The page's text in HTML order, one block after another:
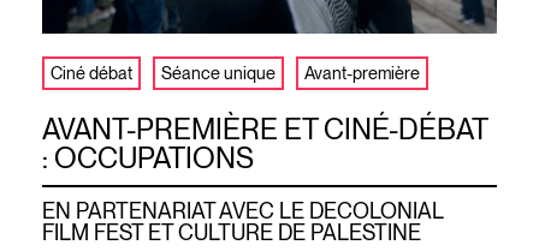
AVANT-PREMIÈRE ET CINÉ-DÉBAT
: OCCUPATIONS
EN PARTENARIAT AVEC LE DECOLONIAL
FILM FEST ET CULTURE DE PALESTINE
Ciné débat Séance unique Avant-première